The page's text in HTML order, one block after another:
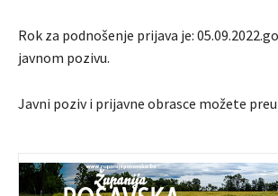
Rok za podnošenje prijava je:
javnom pozivu.
Javni poziv i prijavne obrasce možete